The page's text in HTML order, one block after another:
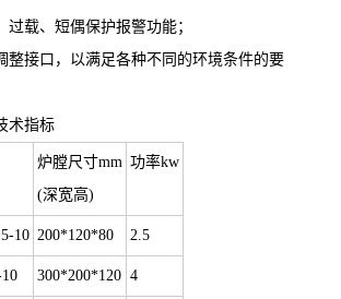
过载、短偶保护报警功能；
整接口，以满足各种不同的环境条件的要
术指标
炉膛尺寸mm
(深宽高)
功率kw
10 200*120*80 2.5
300*200*120 4